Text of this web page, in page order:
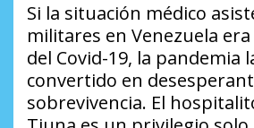
Si la situación médico
militares en Venezuela
del Covid-19, la pandemia
convertido en
sobrevivencia. El